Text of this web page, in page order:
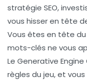
stratégie SEO,
vous hisser en tête
Vous êtes en tête
mots-clés ne vous
Le Generative
règles du jeu, et